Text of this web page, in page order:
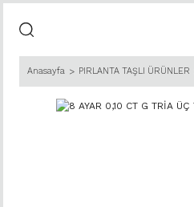
Anasayfa PIRLANTA TAŞLI ÜRÜNLER